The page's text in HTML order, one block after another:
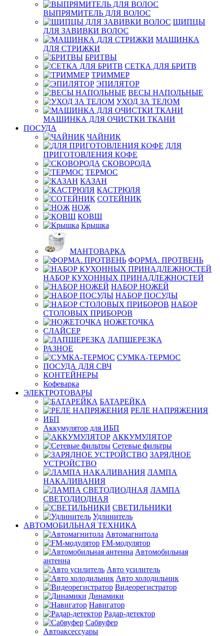
ВЫПРЯМИТЕЛЬ ДЛЯ ВОЛОС
ЩИПЦЫ
ДЛЯ ЗАВИВКИ ВОЛОС
МАШИНКА
ДЛЯ СТРИЖКИ
БРИТВЫ
СЕТКА ДЛЯ БРИТВ
ТРИММЕР
ЭПИЛЯТОР
ВЕСЫ НАПОЛЬНЫЕ
УХОД ЗА ТЕЛОМ
МАШИНКА ДЛЯ ОЧИСТКИ ТКАНИ
ПОСУДА
ЧАЙНИК
ДЛЯ
ПРИГОТОВЛЕНИЯ КОФЕ
СКОВОРОДА
ТЕРМОС
КАЗАН
КАСТРЮЛЯ
СОТЕЙНИК
НОЖ
КОВШ
Крышка
МАНТОВАРКА
ФОРМА. ПРОТВЕНЬ
НАБОР КУХОННЫХ ПРИНАДЛЕЖНОСТЕЙ
НАБОР НОЖЕЙ
НАБОР ПОСУДЫ
НАБОР
СТОЛОВЫХ ПРИБОРОВ
НОЖЕТОЧКА
СЛАЙСЕР
ЛАПШЕРЕЗКА
РАЗНОЕ
СУМКА-ТЕРМОС
ПОСУДА ДЛЯ СВЧ
КОНТЕЙНЕРЫ
Кофеварка
ЭЛЕКТРОТОВАРЫ
БАТАРЕЙКА
РЕЛЕ НАПРЯЖЕНИЯ
ИБП
Аккумулятор для ИБП
АККУМУЛЯТОР
Сетевые фильтры
ЗАРЯДНОЕ
УСТРОЙСТВО
ЛАМПА
НАКАЛИВАНИЯ
ЛАМПА
СВЕТОДИОДНАЯ
СВЕТИЛЬНИКИ
Удлинитель
АВТОМОБИЛЬНАЯ ТЕХНИКА
Автомагнитола
FM-модулятор
Автомобильная
антенна
Авто усилитель
Авто холодильник
Видеорегистратор
Динамики
Навигатор
Радар-детектор
Сабвуфер
Автоаксессуары